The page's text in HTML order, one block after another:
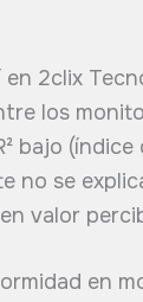
2clix
los
bajo
no se
valor
en